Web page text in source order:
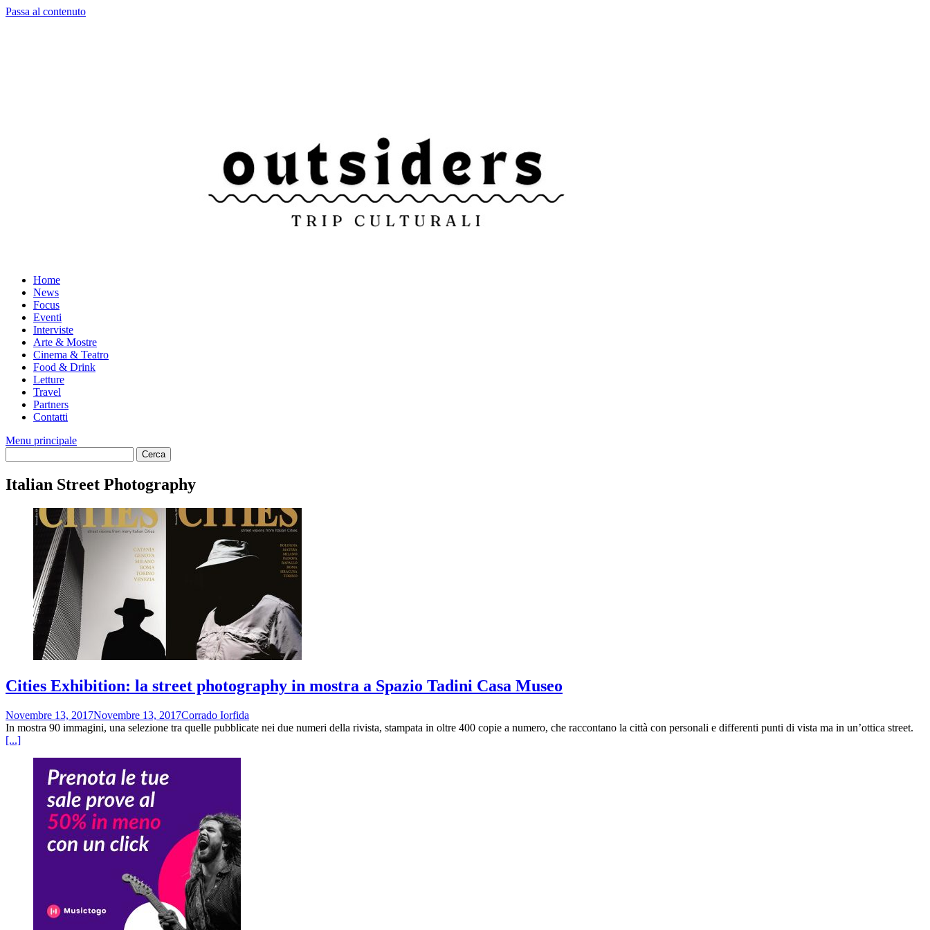
Passa al contenuto
Home
News
Focus
Eventi
Interviste
Arte & Mostre
Cinema & Teatro
Food & Drink
Letture
Travel
Partners
Contatti
Menu principale
Italian Street Photography
Cities Exhibition: la street photography in mostra a Spazio Tadini Casa Museo
Novembre 13, 2017Novembre 13, 2017Corrado Iorfida
In mostra 90 immagini, una selezione tra quelle pubblicate nei due numeri della rivista, stampata in oltre 400 copie a numero, che raccontano la città con personali e differenti punti di vista ma in un’ottica street.
[...]